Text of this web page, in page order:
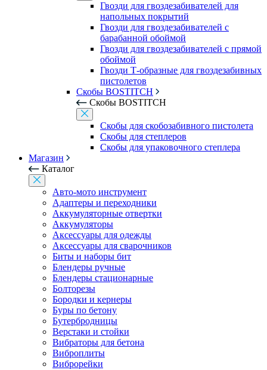
Гвозди для гвоздезабивателей для
напольных покрытий
Гвозди для гвоздезабивателей с
барабанной обоймой
Гвозди для гвоздезабивателей с прямой
обоймой
Гвозди Т-образные для гвоздезабивных
пистолетов
Скобы BOSTITCH
Скобы BOSTITCH
Скобы для скобозабивного пистолета
Скобы для степлеров
Скобы для упаковочного степлера
Магазин
Каталог
Авто-мото инструмент
Адаптеры и переходники
Аккумуляторные отвертки
Аккумуляторы
Аксессуары для одежды
Аксессуары для сварочников
Биты и наборы бит
Блендеры ручные
Блендеры стационарные
Болторезы
Бородки и кернеры
Буры по бетону
Бутербродницы
Верстаки и стойки
Вибраторы для бетона
Виброплиты
Виброрейки